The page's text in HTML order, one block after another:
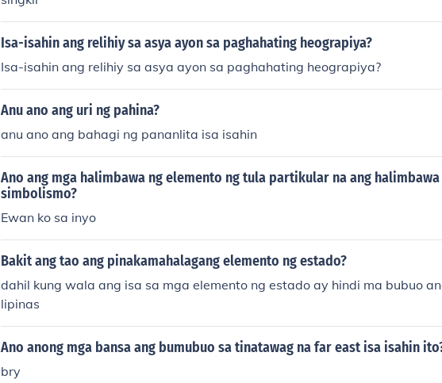
Isa-isahin ang relihiy sa asya ayon sa paghahating heograpiya?
Isa-isahin ang relihiy sa asya ayon sa paghahating heograpiya?
Anu ano ang uri ng pahina?
anu ano ang bahagi ng pananlita isa isahin
Ano ang mga halimbawa ng elemento ng tula partikular na ang halimbawa
simbolismo?
Ewan ko sa inyo
Bakit ang tao ang pinakamahalagang elemento ng estado?
dahil kung wala ang isa sa mga elemento ng estado ay hindi ma bubuo
lipinas
Ano anong mga bansa ang bumubuo sa tinatawag na far east isa isahin
bry